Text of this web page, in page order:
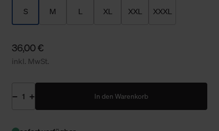
S M L XL XXL XXXL
36,00 €
inkl. MwSt.
In den Warenkorb